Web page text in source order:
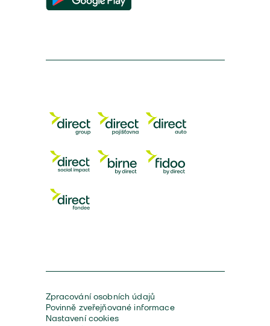
Zpracování osobních údajů
Povinně zveřejňované informace
Nastavení cookies